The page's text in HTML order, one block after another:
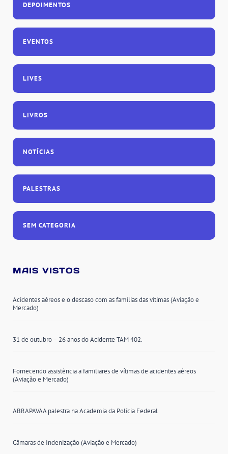
DEPOIMENTOS
EVENTOS
LIVES
LIVROS
NOTÍCIAS
PALESTRAS
SEM CATEGORIA
MAIS VISTOS
Acidentes aéreos e o descaso com as famílias das vítimas (Aviação e
Mercado)
31 de outubro – 26 anos do Acidente TAM 402.
Fornecendo assistência a familiares de vítimas de acidentes aéreos
(Aviação e Mercado)
ABRAPAVAA palestra na Academia da Polícia Federal
Câmaras de Indenização (Aviação e Mercado)